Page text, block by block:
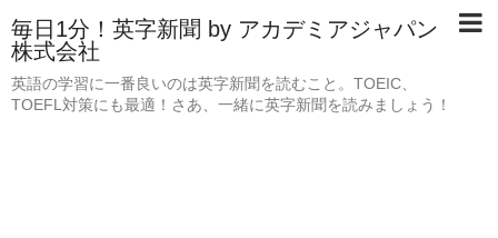
毎日1分！英字新聞 by アカデミアジャパン
株式会社
英語の学習に一番良いのは英字新聞を読むこと。TOEIC、
TOEFL対策にも最適！さあ、一緒に英字新聞を読みましょう！